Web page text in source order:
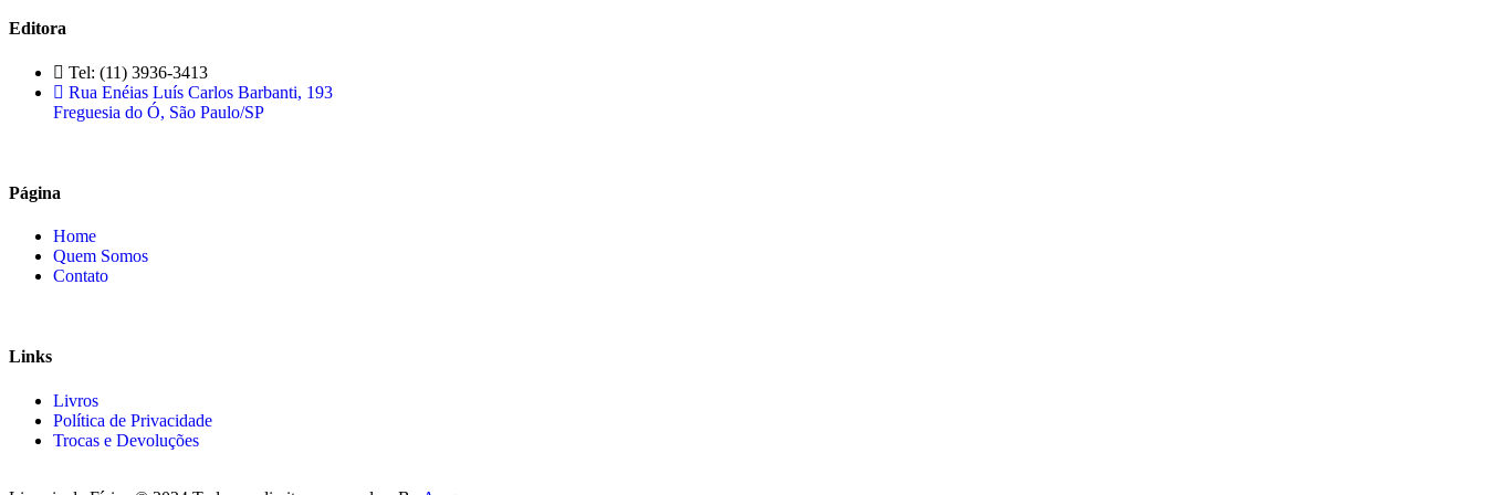
Editora
Tel: (11) 3936-3413
Rua Enéias Luís Carlos Barbanti, 193
Freguesia do Ó, São Paulo/SP
Página
Home
Quem Somos
Contato
Links
Livros
Política de Privacidade
Trocas e Devoluções